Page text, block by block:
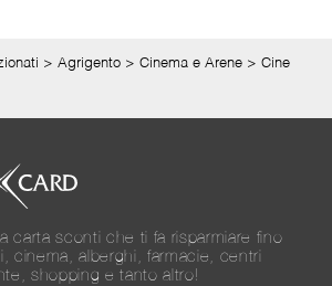
> Agrigento > Cinema e Arene > Cine
carta sconti che ti fa risparmiare fino
cinema, alberghi, farmacie, centri
shopping e tanto altro!